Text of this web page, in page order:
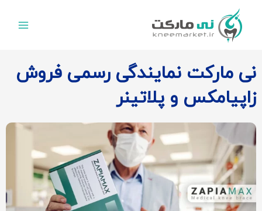
نی مارکت نمایندگی رسمی فروش
زاپیامکس و پلاتینر